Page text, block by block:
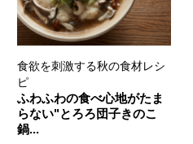
食欲を刺激する秋の食材レシ
ピ
ふわふわの食べ心地がたま
らない"とろろ団子きのこ
鍋...